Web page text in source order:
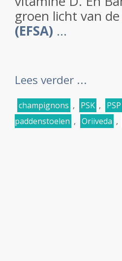
groen licht van de
(EFSA) ...
Lees verder ...
champignons , PSK , PSP
paddenstoelen , Oriiveda ,